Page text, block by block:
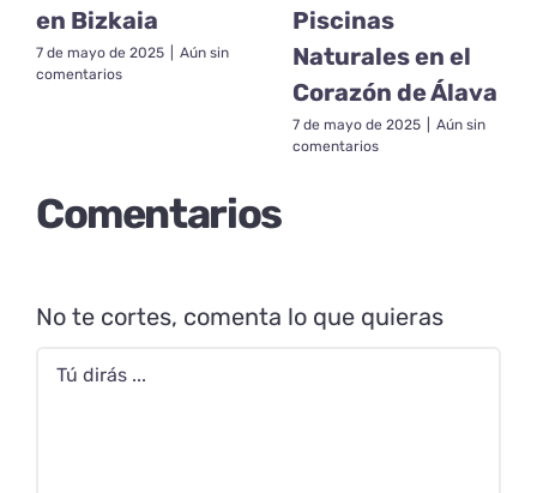
en Bizkaia
7 de mayo de 2025
Aún sin
comentarios
Piscinas
Naturales en el
Corazón de Álava
7 de mayo de 2025
Aún sin
comentarios
Comentarios
No te cortes, comenta lo que quieras
Comentario